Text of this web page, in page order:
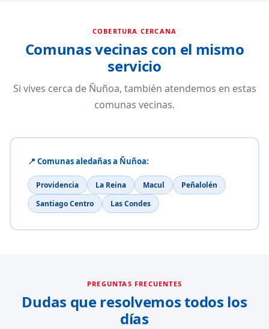
COBERTURA CERCANA
Comunas vecinas con el mismo
servicio
Si vives cerca de Ñuñoa, también atendemos en estas
comunas vecinas.
📍 Comunas aledañas a Ñuñoa:
Providencia La Reina Macul
Peñalolén
Santiago Centro
Las Condes
PREGUNTAS FRECUENTES
Dudas que resolvemos todos los
días